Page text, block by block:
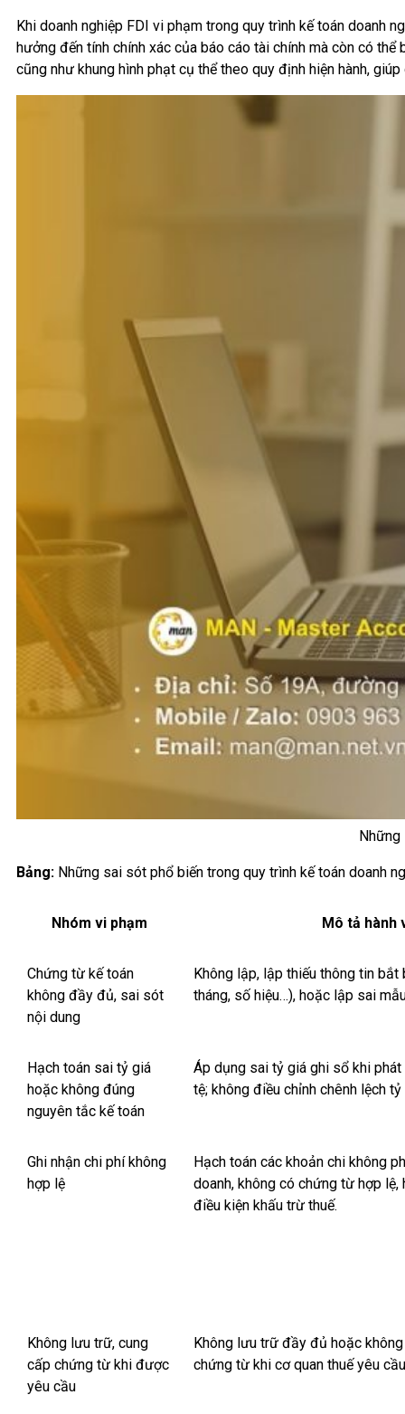
Khi doanh nghiệp FDI vi phạm trong quy trình kế toán doanh
hưởng đến tính chính xác của báo cáo tài chính mà còn có
cũng như khung hình phạt cụ thể theo quy định hiện hành,
Bảng: Những sai sót phổ biến trong quy trình kế toán doanh
Nhóm vi phạm Mô tả hành
Chứng từ kế toán
không đầy đủ, sai sót
nội dung
Không lập, lập thiếu thông tin bắt
tháng, số hiệu…), hoặc lập sai
Hạch toán sai tỷ giá
hoặc không đúng
nguyên tắc kế toán
Áp dụng sai tỷ giá ghi sổ khi
tệ; không điều chỉnh chênh lệch
Ghi nhận chi phí không
hợp lệ
Hạch toán các khoản chi không
doanh, không có chứng từ hợp
điều kiện khấu trừ thuế.
Không lưu trữ, cung
cấp chứng từ khi được
yêu cầu
Không lưu trữ đầy đủ hoặc
chứng từ khi cơ quan thuế yêu